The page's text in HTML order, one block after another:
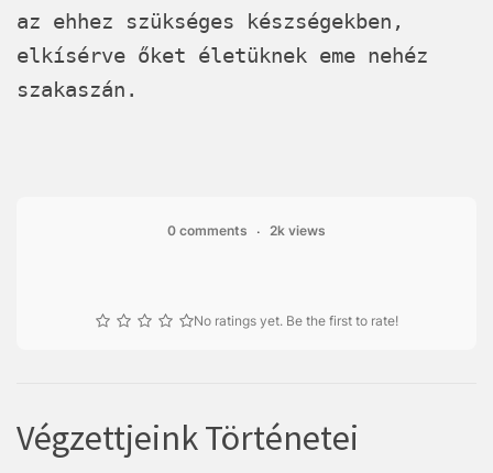
az ehhez szükséges készségekben,
elkísérve őket életüknek eme nehéz
szakaszán.
0 comments 2k views
No ratings yet. Be the first to rate!
Végzettjeink Történetei